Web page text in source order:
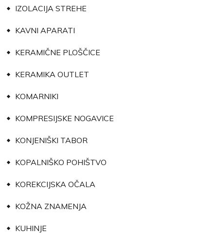
IZOLACIJA STREHE
KAVNI APARATI
KERAMIČNE PLOŠČICE
KERAMIKA OUTLET
KOMARNIKI
KOMPRESIJSKE NOGAVICE
KONJENIŠKI TABOR
KOPALNIŠKO POHIŠTVO
KOREKCIJSKA OČALA
KOŽNA ZNAMENJA
KUHINJE